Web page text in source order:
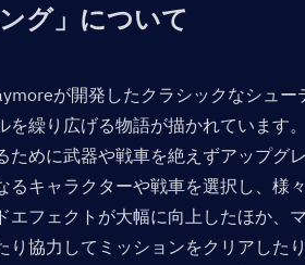
グ」について
が開発したクラシックなシュ
繰り広げる物語が描かれています
めに武器や戦車を絶えずアップグ
キャラクターや戦車を選択し、様
フェクトが大幅に向上したほか、
協力してミッションをクリアした